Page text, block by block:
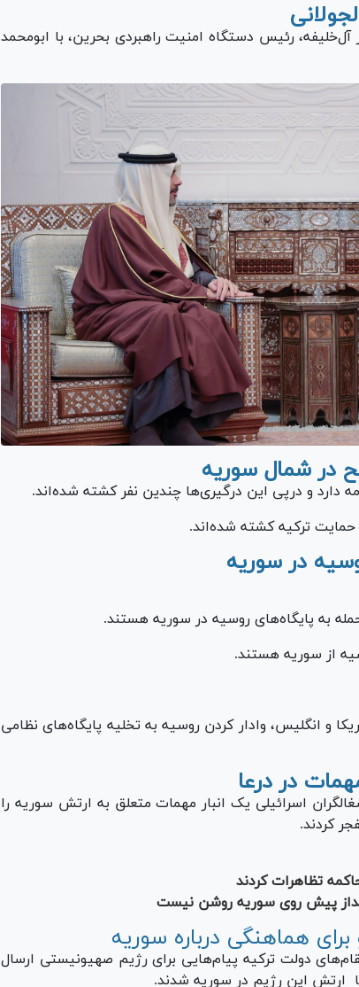
رئیس دستگاه امنیت راهبردی بحرین، با ابومحمد
در شمال سوریه
دارد و درپی این درگیری‌ها چندین نفر کشته شده‌اند.
در سوریه
به پایگاه‌های روسیه در سوریه هستند.
از سوریه هستند.
و انگلیس، وادار کردن روسیه به تخلیه پایگاه‌های نظامی
در درعا
اسرائیلی یک انبار مهمات متعلق به ارتش سوریه را
تظاهرات کردند
پیش روی سوریه روشن نیست
هماهنگی درباره سوریه
دولت ترکیه پیام‌هایی برای رژیم صهیونیستی ارسال
ارتش این رژیم در سوریه شدند.